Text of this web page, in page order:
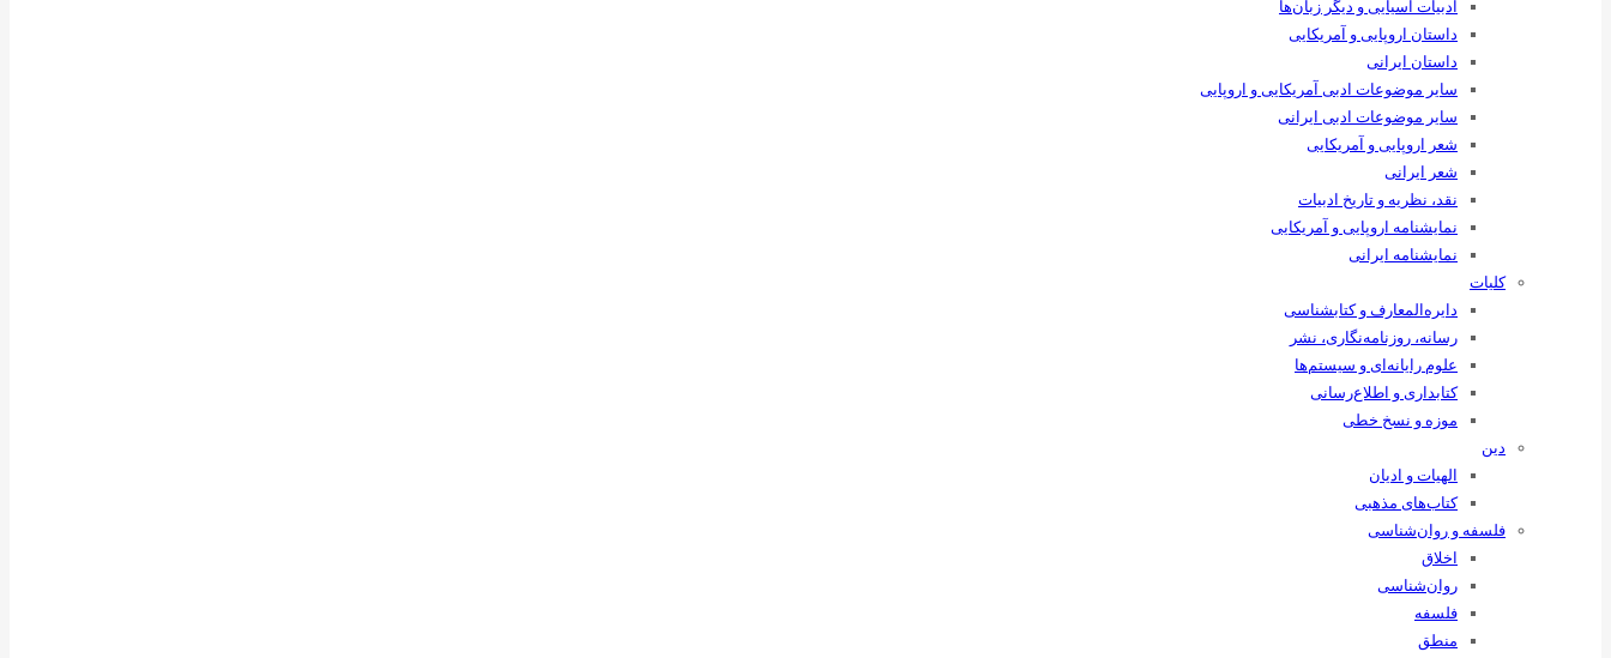
ادبیات آسیایی و دیگر زبان‌ها
داستان اروپایی و آمریکایی
داستان ایرانی
سایر موضوعات ادبی آمریکایی و اروپایی
سایر موضوعات ادبی ایرانی
شعر اروپایی و آمریکایی
شعر ایرانی
نقد، نظریه و تاریخ ادبیات
نمایشنامه اروپایی و آمریکایی
نمایشنامه ایرانی
کلیات
دایره‌المعارف و کتابشناسی
رسانه‌، روزنامه‌نگاری، نشر
علوم رایانه‌ای و سیستم‌ها
کتابداری و اطلاع‌رسانی
موزه و نسخ خطی
دین
الهیات و ادیان
کتاب‌های مذهبی
فلسفه و روان‌شناسی
اخلاق
روان‌شناسی
فلسفه
منطق